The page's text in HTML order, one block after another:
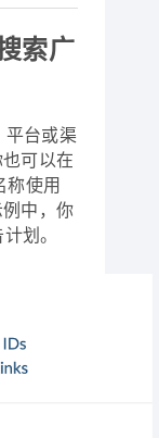
索广
台或渠
可以在
称使用
中，你
划。